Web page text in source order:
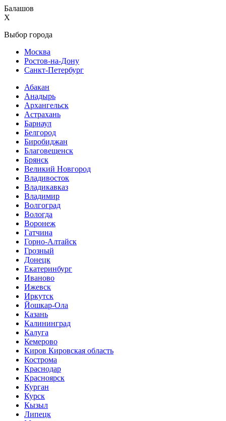
Балашов
X
Выбор города
Москва
Ростов-на-Дону
Санкт-Петербург
Абакан
Анадырь
Архангельск
Астрахань
Барнаул
Белгород
Биробиджан
Благовещенск
Брянск
Великий Новгород
Владивосток
Владикавказ
Владимир
Волгоград
Вологда
Воронеж
Гатчина
Горно-Алтайск
Грозный
Донецк
Екатеринбург
Иваново
Ижевск
Иркутск
Йошкар-Ола
Казань
Калининград
Калуга
Кемерово
Киров Кировская область
Кострома
Краснодар
Красноярск
Курган
Курск
Кызыл
Липецк